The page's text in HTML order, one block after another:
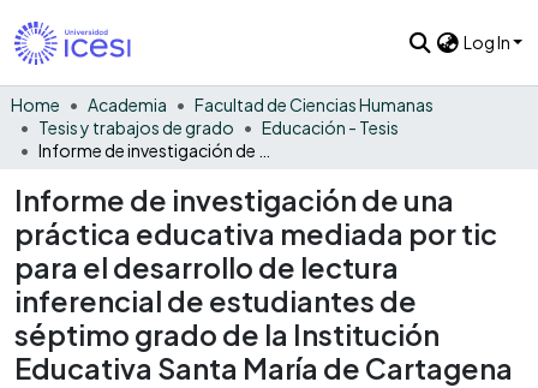
Log In
Home Academia
Facultad de Ciencias Humanas
Tesis y trabajos de grado
Educación - Tesis
Informe de investigación de una
práctica educativa mediada por tic
para el desarrollo de lectura
inferencial de estudiantes de
séptimo grado de la Institución
Educativa Santa María de Cartagena